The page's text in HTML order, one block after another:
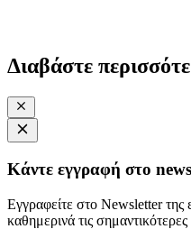
Διαβάστε
Κάντε εγγραφή στο
Εγγραφείτε στο Newsletter της
καθημερινά τις